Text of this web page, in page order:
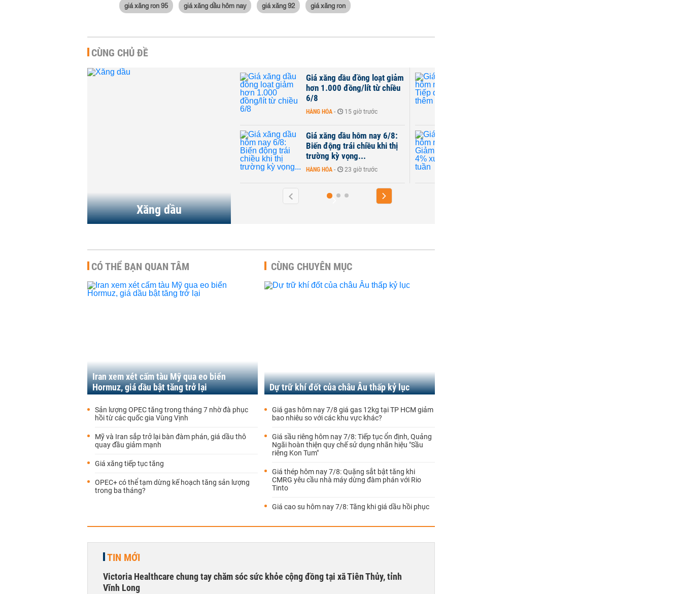
giá xăng ron 95 giá xăng dầu hôm nay giá xăng 92 giá xăng ron
CÙNG CHỦ ĐỀ
Xăng dầu
Giá xăng dầu đồng loạt giảm
hơn 1.000 đồng/lít từ chiều
6/8
HÀNG HÓA - 15 giờ trước
Giá xăng dầu hôm nay 6/8:
Biến động trái chiều khi thị
trường kỳ vọng...
HÀNG HÓA - 23 giờ trước
CÓ THỂ BẠN QUAN TÂM
Iran xem xét cấm tàu Mỹ qua eo biển
Hormuz, giá dầu bật tăng trở lại
Sản lượng OPEC tăng trong tháng 7 nhờ đà phục
hồi từ các quốc gia Vùng Vịnh
Mỹ và Iran sắp trở lại bàn đàm phán, giá dầu thô
quay đầu giảm mạnh
Giá xăng tiếp tục tăng
OPEC+ có thể tạm dừng kế hoạch tăng sản lượng
trong ba tháng?
CÙNG CHUYÊN MỤC
Dự trữ khí đốt của châu Âu thấp kỷ lục
Giá gas hôm nay 7/8 giá gas 12kg tại TP HCM giảm
bao nhiêu so với các khu vực khác?
Giá sầu riêng hôm nay 7/8: Tiếp tục ổn định, Quảng
Ngãi hoàn thiện quy chế sử dụng nhãn hiệu "Sầu
riêng Kon Tum"
Giá thép hôm nay 7/8: Quặng sắt bật tăng khi
CMRG yêu cầu nhà máy dừng đàm phán với Rio
Tinto
Giá cao su hôm nay 7/8: Tăng khi giá dầu hồi phục
TIN MỚI
Victoria Healthcare chung tay chăm sóc sức khỏe cộng đồng tại xã Tiên Thủy, tỉnh
Vĩnh Long